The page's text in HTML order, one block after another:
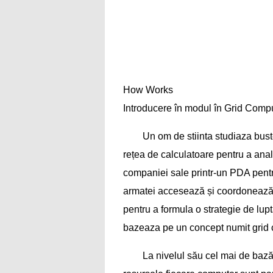
How Works
Introducere în modul în Grid
Un om de stiinta studiaza
rețea de calculatoare pentru a
companiei sale printr-un PDA
armatei accesează și
pentru a formula o strategie de
bazeaza pe un concept numit grid
La nivelul său cel mai de